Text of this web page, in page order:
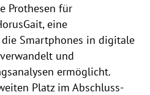
Prothesen für
eine
Smartphones in digitale
und
ermöglicht.
Platz im Abschluss-